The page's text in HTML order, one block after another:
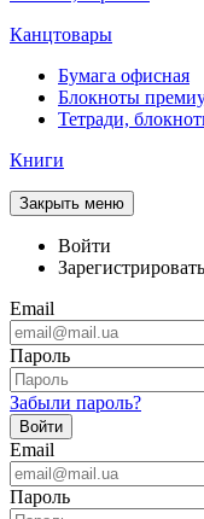
Канцтовары
Бумага офисная
Блокноты
Тетради,
Книги
Закрыть меню
Войти
Email
Пароль
Забыли пароль?
Войти
Email
Пароль